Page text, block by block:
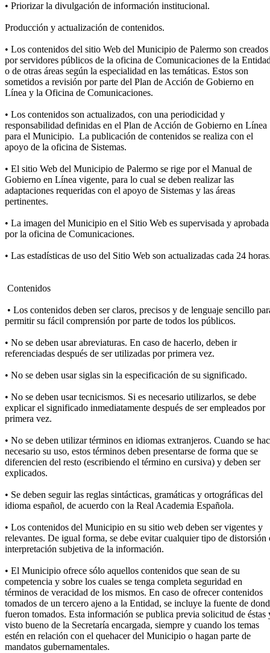
• Priorizar la divulgación de información institucional.
Producción y actualización de contenidos.
• Los contenidos del sitio Web del Municipio de Palermo son creados
por servidores públicos de la oficina de Comunicaciones de la
o de otras áreas según la especialidad en las temáticas. Estos son
sometidos a revisión por parte del Plan de Acción de Gobierno en
Línea y la Oficina de Comunicaciones.
• Los contenidos son actualizados, con una periodicidad y
responsabilidad definidas en el Plan de Acción de Gobierno en Línea
para el Municipio. La publicación de contenidos se realiza con el
apoyo de la oficina de Sistemas.
• El sitio Web del Municipio de Palermo se rige por el Manual de
Gobierno en Línea vigente, para lo cual se deben realizar las
adaptaciones requeridas con el apoyo de Sistemas y las áreas
pertinentes.
• La imagen del Municipio en el Sitio Web es supervisada y aprobada
por la oficina de Comunicaciones.
• Las estadísticas de uso del Sitio Web son actualizadas cada 24
Contenidos
• Los contenidos deben ser claros, precisos y de lenguaje sencillo
permitir su fácil comprensión por parte de todos los públicos.
• No se deben usar abreviaturas. En caso de hacerlo, deben ir
referenciadas después de ser utilizadas por primera vez.
• No se deben usar siglas sin la especificación de su significado.
• No se deben usar tecnicismos. Si es necesario utilizarlos, se debe
explicar el significado inmediatamente después de ser empleados por
primera vez.
• No se deben utilizar términos en idiomas extranjeros. Cuando se
necesario su uso, estos términos deben presentarse de forma que se
diferencien del resto (escribiendo el término en cursiva) y deben ser
explicados.
• Se deben seguir las reglas sintácticas, gramáticas y ortográficas del
idioma español, de acuerdo con la Real Academia Española.
• Los contenidos del Municipio en su sitio web deben ser vigentes y
relevantes. De igual forma, se debe evitar cualquier tipo de distorsión
interpretación subjetiva de la información.
• El Municipio ofrece sólo aquellos contenidos que sean de su
competencia y sobre los cuales se tenga completa seguridad en
términos de veracidad de los mismos. En caso de ofrecer contenidos
tomados de un tercero ajeno a la Entidad, se incluye la fuente de
fueron tomados. Esta información se publica previa solicitud de éstas
visto bueno de la Secretaría encargada, siempre y cuando los temas
estén en relación con el quehacer del Municipio o hagan parte de
mandatos gubernamentales.